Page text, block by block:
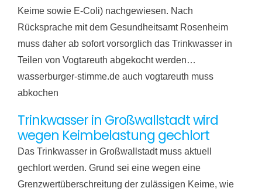
Keime sowie E-Coli) nachgewiesen. Nach
Rücksprache mit dem Gesundheitsamt Rosenheim
muss daher ab sofort vorsorglich das Trinkwasser in
Teilen von Vogtareuth abgekocht werden…
wasserburger-stimme.de auch vogtareuth muss
abkochen
Trinkwasser in Großwallstadt wird
wegen Keimbelastung gechlort
Das Trinkwasser in Großwallstadt muss aktuell
gechlort werden. Grund sei eine wegen eine
Grenzwertüberschreitung der zulässigen Keime, wie